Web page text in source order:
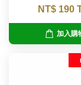
NT$ 190
加入購